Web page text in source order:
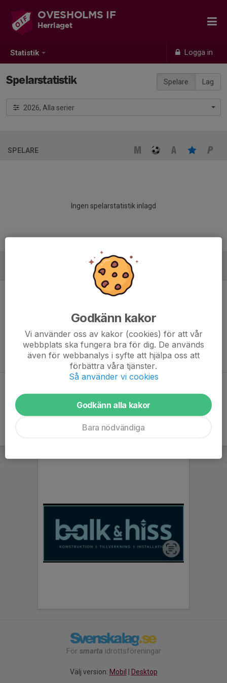
Statistik Logga in
OVESHOLMS IF
Herrlaget
Spelare Lag
Spelarstatistik
2026, Alla serier
SPELARE
Ingen spelarstatistik inlagd
För smarta idrottsföreningar
Välj version: Mobil Desktop
Godkänn kakor
Vi använder oss av kakor (cookies) för att vår
webbplats ska fungera bra för dig. De används
även för webbanalys i syfte att hjälpa oss att
förbättra våra tjänster.
Så använder vi cookies
Godkänn alla kakor
Bara nödvändiga